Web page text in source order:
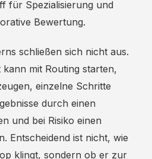
für Spezialisierung und
Bewertung.
schließen sich nicht aus.
mit Routing starten,
einzelne Schritte
durch einen
und bei Risiko einen
Entscheidend ist nicht, wie
klingt, sondern ob er zur